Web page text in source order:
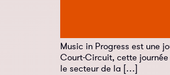
Music in Progress est une
Court-Circuit, cette
le secteur de la […]